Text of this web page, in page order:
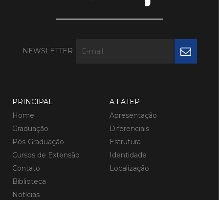
NEWSLETTER
PRINCIPAL
Home
Graduação
Pós-Graduação
Cursos de Extensão
Contato
Biblioteca
Notícias
A FATEP
Apresentação
Diferenciais
Estrutura
Identidade
Localização